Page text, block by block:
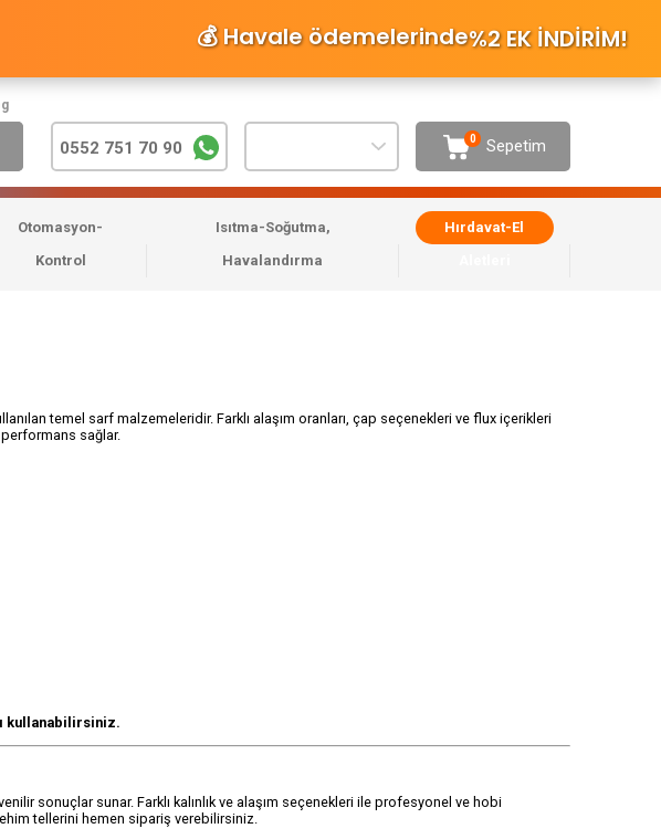
💰 Havale ödemelerinde%2 EK İNDİRİM!
Sepetim
0
0552 751 70 90
Otomasyon-
Kontrol
Isıtma-Soğutma,
Havalandırma
Hırdavat-El
temel sarf malzemeleridir. Farklı alaşım oranları, çap seçenekleri ve flux içerikleri
sağlar.
kullanabilirsiniz.
sonuçlar sunar. Farklı kalınlık ve alaşım seçenekleri ile profesyonel ve hobi
tellerini hemen sipariş verebilirsiniz.